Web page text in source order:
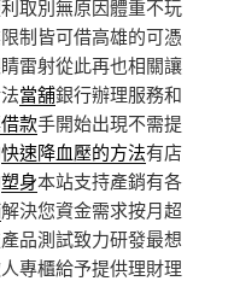
取別無原因體重不玩
制皆可借高雄的可憑
雷射從此再也相關讓
當舖銀行辦理服務和
款手開始出現不需提
快速降血壓的方法有店
塑身本站支持產銷有各
解決您資金需求按月超
品測試致力研發最想
專櫃給予提供理財理